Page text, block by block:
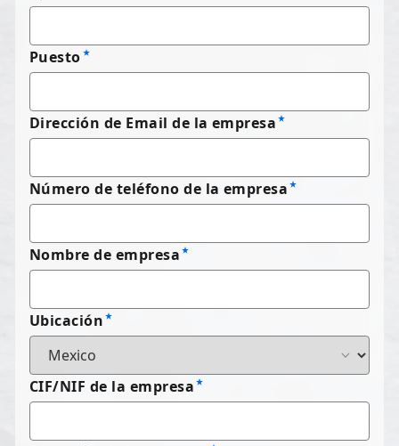
Puesto
Dirección de Email de la empresa
Número de teléfono de la empresa
Nombre de empresa
Ubicación
CIF/NIF de la empresa